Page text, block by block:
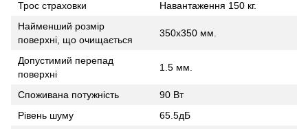
Трос страховки
Навантаження 150 кг.
Найменший розмір
поверхні, що очищається
350х350 мм.
Допустимий перепад
поверхні
1.5 мм.
Споживана потужність
90 Вт
Рівень шуму
65.5дБ